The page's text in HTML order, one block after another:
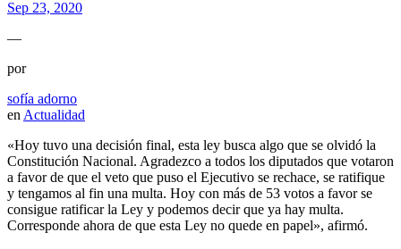
Sep 23, 2020
—
por
sofía adorno
en Actualidad
«Hoy tuvo una decisión final, esta ley busca algo que se olvidó la
Constitución Nacional. Agradezco a todos los diputados que votaron
a favor de que el veto que puso el Ejecutivo se rechace, se ratifique
y tengamos al fin una multa. Hoy con más de 53 votos a favor se
consigue ratificar la Ley y podemos decir que ya hay multa.
Corresponde ahora de que esta Ley no quede en papel», afirmó.